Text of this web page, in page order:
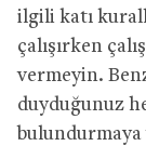
ilgili katı
çalışırken
vermeyin.
duyduğunuz